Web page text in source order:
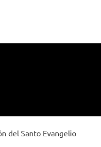
del Santo Evangelio